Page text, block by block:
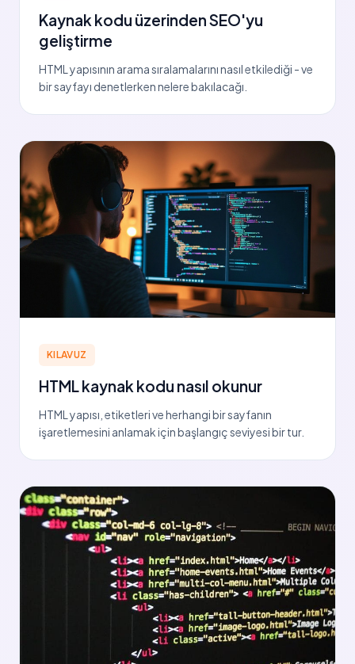
Kaynak kodu üzerinden SEO'yu
geliştirme
HTML yapısının arama sıralamalarını nasıl etkilediği - ve
bir sayfayı denetlerken nelere bakılacağı.
KILAVUZ
HTML kaynak kodu nasıl okunur
HTML yapısı, etiketleri ve herhangi bir sayfanın
işaretlemesini anlamak için başlangıç seviyesi bir tur.